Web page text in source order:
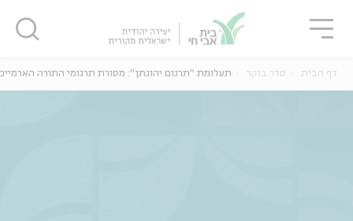
דף הבית סדר בוקר תעלומת "תרגום יהונתן": מסורת תרגומי התורה
סגור